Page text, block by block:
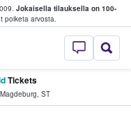
Jokaisella tilauksella on 100-
poiketa arvosta.
StubHub -
Tickets
Magdeburg, ST